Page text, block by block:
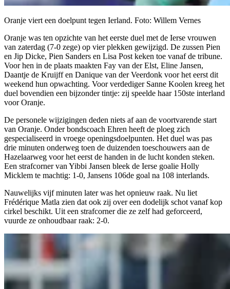
Oranje viert een doelpunt tegen Ierland. Foto: Willem Vernes
Oranje was ten opzichte van het eerste duel met de Ierse vrouwen
van zaterdag (7-0 zege) op vier plekken gewijzigd. De zussen Pien
en Jip Dicke, Pien Sanders en Lisa Post keken toe vanaf de tribune.
Voor hen in de plaats maakten Fay van der Elst, Eline Jansen,
Daantje de Kruijff en Danique van der Veerdonk voor het eerst dit
weekend hun opwachting. Voor verdediger Sanne Koolen kreeg het
duel bovendien een bijzonder tintje: zij speelde haar 150ste interland
voor Oranje.
De personele wijzigingen deden niets af aan de voortvarende start
van Oranje. Onder bondscoach Ehren heeft de ploeg zich
gespecialiseerd in vroege openingsdoelpunten. Het duel was pas
drie minuten onderweg toen de duizenden toeschouwers aan de
Hazelaarweg voor het eerst de handen in de lucht konden steken.
Een strafcorner van Yibbi Jansen bleek de Ierse goalie Holly
Micklem te machtig: 1-0, Jansens 106de goal na 108 interlands.
Nauwelijks vijf minuten later was het opnieuw raak. Nu liet
Frédérique Matla zien dat ook zij over een dodelijk schot vanaf kop
cirkel beschikt. Uit een strafcorner die ze zelf had geforceerd,
vuurde ze onhoudbaar raak: 2-0.